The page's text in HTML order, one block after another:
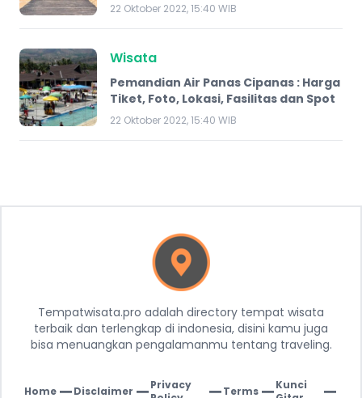
22 Oktober 2022, 15:40 WIB
Wisata
Pemandian Air Panas Cipanas : Harga
Tiket, Foto, Lokasi, Fasilitas dan Spot
22 Oktober 2022, 15:40 WIB
Tempatwisata.pro adalah directory tempat wisata
terbaik dan terlengkap di indonesia, disini kamu juga
bisa menuangkan pengalamanmu tentang traveling.
Home| Disclaimer | Privacy
| Terms| Kunci
|